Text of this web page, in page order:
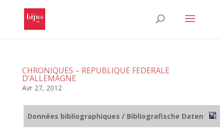
CHRONIQUES – REPUBLIQUE FEDERALE
D’ALLEMAGNE
Avr 27, 2012
Données bibliographiques / Bibliografische Daten